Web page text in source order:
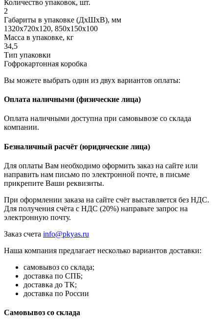
Количество упаковок, шт.
2
Габариты в упаковке (ДхШхВ), мм
1320х720х120, 850х150х100
Масса в упаковке, кг
34,5
Тип упаковки
Гофрокартонная коробка
Вы можете выбрать один из двух вариантов оплаты:
Оплата наличными (физические лица)
Оплата наличными доступна при самовывозе со склада
компании.
Безналичный расчёт (юридические лица)
Для оплаты Вам необходимо оформить заказ на сайте или
направить нам письмо по электронной почте, в письме
прикрепите Ваши реквизиты.
При оформлении заказа на сайте счёт выставляется без НДС.
Для получения счёта с НДС (20%) направьте запрос на
электронную почту.
Заказ счета info@pkyas.ru
Наша компания предлагает несколько вариантов доставки:
самовывоз со склада;
доставка по СПБ;
доставка до ТК;
доставка по России
Самовывоз со склада